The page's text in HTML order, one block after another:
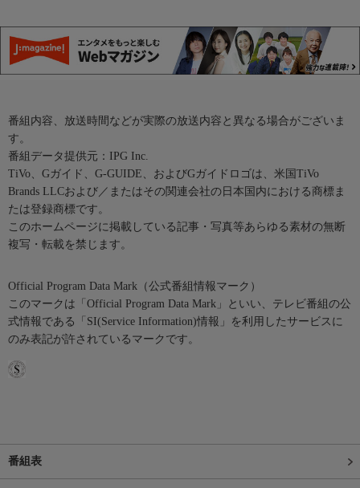
番組内容、放送時間などが実際の放送内容と異なる場合がございま
す。
番組データ提供元：IPG Inc.
TiVo、Gガイド、G-GUIDE、およびGガイドロゴは、米国TiVo
Brands LLCおよび／またはその関連会社の日本国内における商標ま
たは登録商標です。
このホームページに掲載している記事・写真等あらゆる素材の無断
複写・転載を禁じます。
Official Program Data Mark（公式番組情報マーク）
このマークは「Official Program Data Mark」といい、テレビ番組の公
式情報である「SI(Service Information)情報」を利用したサービスに
のみ表記が許されているマークです。
番組表